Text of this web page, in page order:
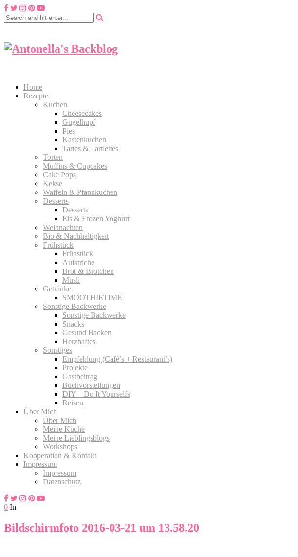
Home
Rezepte
Kuchen
Cheesecakes
Gugelhupf
Pies
Kastenkuchen
Tartes & Tartlettes
Torten
Muffins & Cupcakes
Cake Pops
Kekse
Waffeln & Pfannkuchen
Desserts
Desserts
Eis & Frozen Yoghurt
Weihnachten
Bio & Nachhaltigkeit
Frühstück
Frühstück
Aufstriche
Brot & Brötchen
Müsli
Getränke
SMOOTHIETIME
Sonstige Backwerke
Sonstige Backwerke
Snacks
Gesund Backen
Herzhaftes
Sonstiges
Empfehlung (Café’s + Restaurant’s)
Projekte
Gastbeitrag
Buchvorstellungen
DIY – Do It Yourselfs
Reisen
Über Mich
Über Mich
Meine Küche
Meine Lieblingsblogs
Workshops
Kooperation & Kontakt
Impressum
Impressum
Datenschutz
0 In
Bildschirmfoto 2016-03-21 um 13.58.20